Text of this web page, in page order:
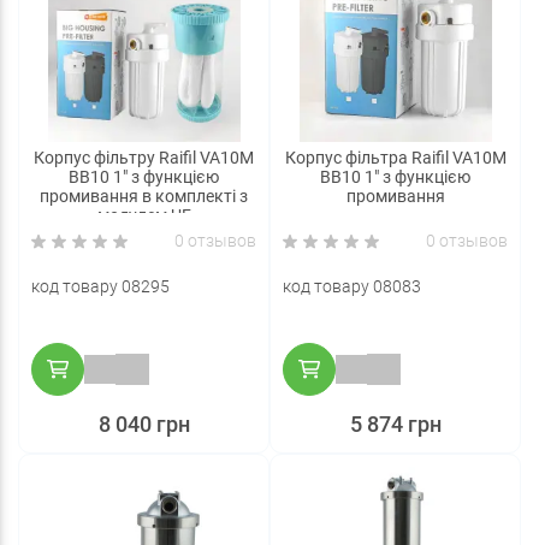
Корпус фільтру Raifil VA10M
BB10 1" з функцією
промивання в комплекті з
модулем UF
0 отзывов
код товару 08295
8 040 грн
Корпус фільтра Raifil VA10M
BB10 1" з функцією
промивання
0 отзывов
код товару 08083
5 874 грн